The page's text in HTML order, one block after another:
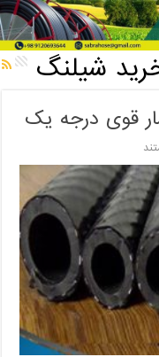
شیلنگ
قوی درجه یک